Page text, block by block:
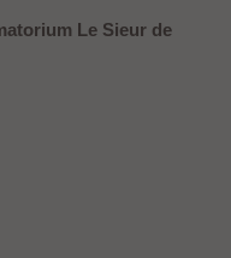
Le Sieur de